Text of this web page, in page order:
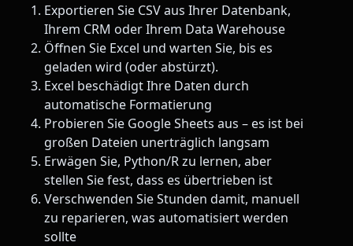
Exportieren Sie CSV aus Ihrer Datenbank,
Ihrem CRM oder Ihrem Data Warehouse
Öffnen Sie Excel und warten Sie, bis es
geladen wird (oder abstürzt).
Excel beschädigt Ihre Daten durch
automatische Formatierung
Probieren Sie Google Sheets aus – es ist bei
großen Dateien unerträglich langsam
Erwägen Sie, Python/R zu lernen, aber
stellen Sie fest, dass es übertrieben ist
Verschwenden Sie Stunden damit, manuell
zu reparieren, was automatisiert werden
sollte